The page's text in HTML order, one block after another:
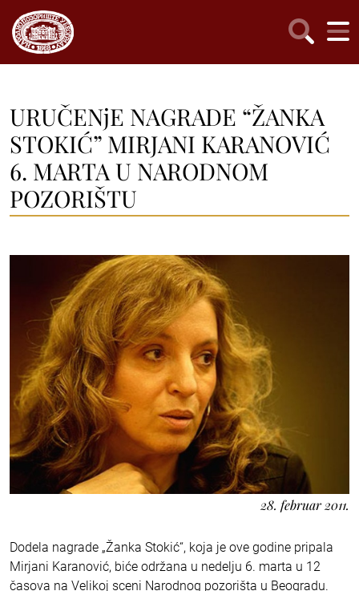
URUČENjE NAGRADE “ŽANKA
STOKIĆ” MIRJANI KARANOVIĆ
6. MARTA U NARODNOM
POZORIŠTU
28. februar 2011.
Dodela nagrade „Žanka Stokić“, koja je ove godine pripala
Mirjani Karanović, biće održana u nedelju 6. marta u 12
časova na Velikoj sceni Narodnog pozorišta u Beogradu.